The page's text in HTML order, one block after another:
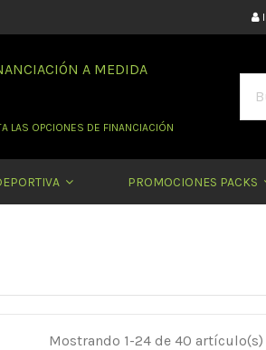
A MEDIDA
LAS OPCIONES DE FINANCIACIÓN
PROMOCIONES PACKS
Mostrando 1-24 de 40 artículo(s)